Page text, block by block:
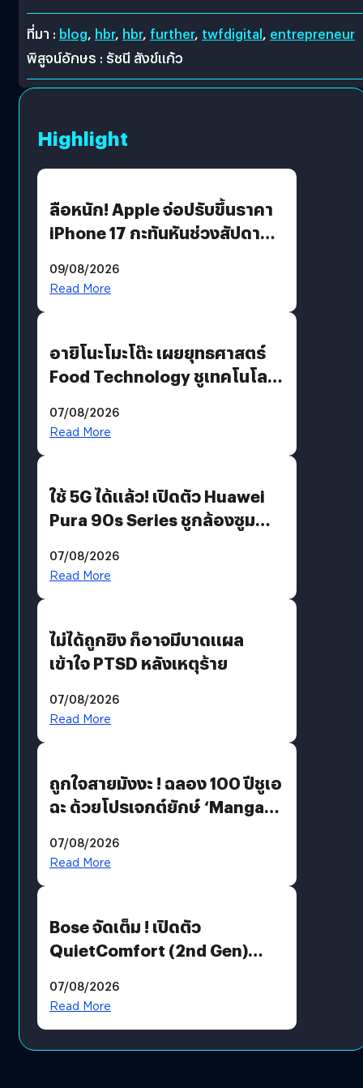
ที่มา : blog, hbr, hbr, further, twfdigital, entrepreneur
พิสูจน์อักษร : รัชนี สังข์แก้ว
Highlight
ลือหนัก! Apple จ่อปรับขึ้นราคา
iPhone 17 กะทันหันช่วงสัปดาห์ที่
09/08/2026
Read More
อายิโนะโมะโต๊ะ เผยยุทธศาสตร์
Food Technology ชูเทคโนโลยี
บริโภคและ B2B
07/08/2026
Read More
ใช้ 5G ได้แล้ว! เปิดตัว Huawei
Pura 90s Series ชูกล้องซูม
07/08/2026
Read More
ไม่ได้ถูกยิง ก็อาจมีบาดแผล
เข้าใจ PTSD หลังเหตุร้าย
07/08/2026
Read More
ถูกใจสายมังงะ ! ฉลอง 100 ปีชูเอ
ฉะ ด้วยโปรเจกต์ยักษ์ ‘Manga
มีภาษาไทยด้วย
07/08/2026
Read More
Bose จัดเต็ม ! เปิดตัว
QuietComfort (2nd Gen)
07/08/2026
Read More